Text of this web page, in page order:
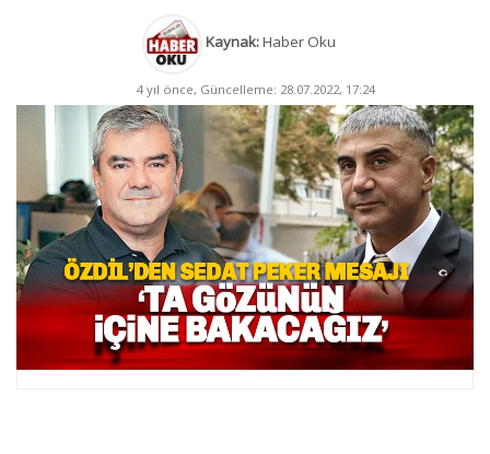
Kaynak:Haber Oku
4 yıl önce, Güncelleme: 28.07.2022, 17:24